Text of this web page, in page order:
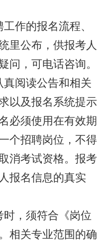
工作的报名流程、
里公布，供报考人
问，可电话咨询。
真阅读公告和相关
以及报名系统提示
必须使用在有效期
个招聘岗位，不得
消考试资格。报考
报名信息的真实
时，须符合《岗位
相关专业范围的确